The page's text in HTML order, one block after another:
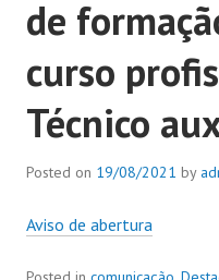
de
curso
Técnico
Posted on 19/08/2021 by
Aviso de abertura